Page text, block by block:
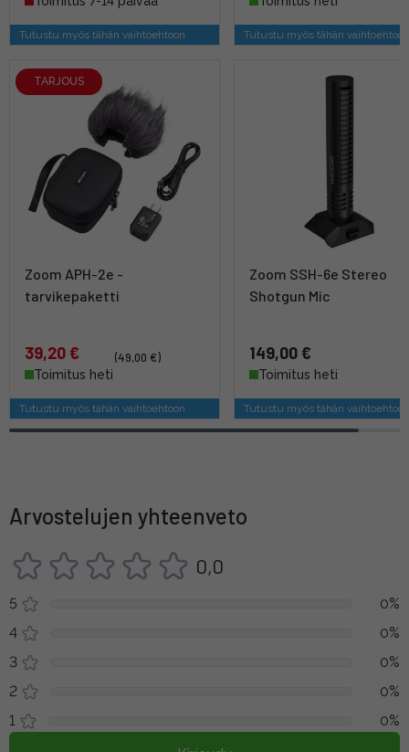
Tutustu myös tähän vaihtoehtoon Tutustu myös tähän
TARJOUS
Zoom APH-2e -
tarvikepaketti
39,20 €
(49,00 €)
Toimitus heti
Tutustu myös tähän vaihtoehtoon
Zoom SSH-6e Stereo
Shotgun Mic
149,00 €
Toimitus heti
Tutustu myös tähän
Arvostelujen yhteenveto
0,0
5
0%
4
0%
3
0%
2
0%
1
0%